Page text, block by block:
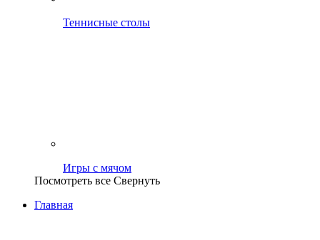
Теннисные столы
Игры с мячом
Посмотреть все Свернуть
Главная